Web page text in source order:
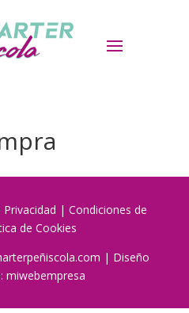
| Condiciones de
de Cookies
| Diseño
miwebempresa